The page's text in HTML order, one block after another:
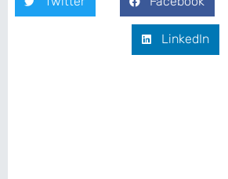
LinkedIn